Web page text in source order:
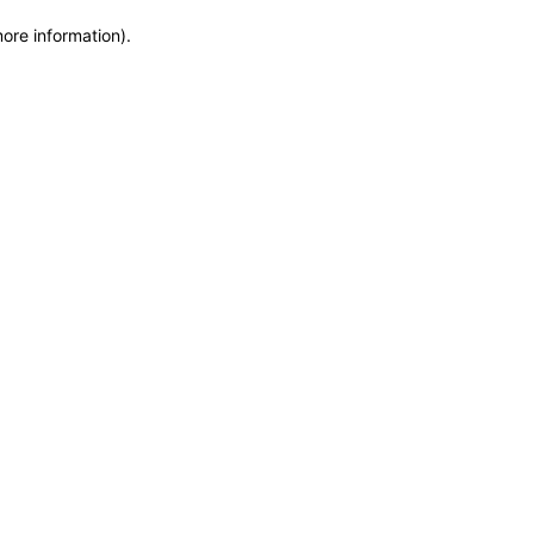
information).